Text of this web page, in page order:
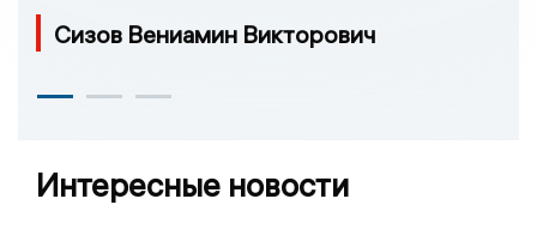
Сизов Вениамин Викторович
Интересные новости